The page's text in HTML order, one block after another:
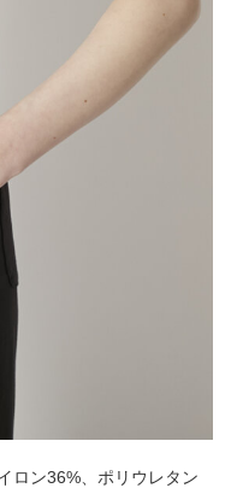
ロン36%、ポリウレタン